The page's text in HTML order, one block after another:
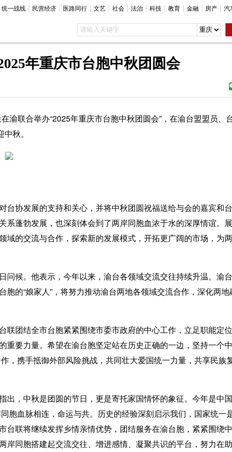
统一战线 民营经济 医路同行 文艺 社会 法治 科技 教育 金融 房产 汽
年重庆市台胞中秋团圆会
联合举办“2025年重庆市台胞中秋团圆会”，在渝台盟盟员、
秋。
协发展的支持和关心，并将中秋团圆祝福送给与会的嘉宾和
蓬勃发展，也深刻体会到了两岸同胞血浓于水的深厚情谊。
的交流与合作，探索新的发展模式，开拓更广阔的市场，为
候。他表示，今年以来，渝台各领域交流交往持续升温。渝
的“娘家人”，将努力推动渝台两地各领域交流合作，深化两
团结全市台胞紧紧围绕市委市政府的中心工作，立足职能定
要力量。希望在渝台胞坚定站在历史正确的一边，坚持一个
，携手抵御外部风险挑战，共同壮大爱国统一力量，共享民族
，中秋是团圆的节日，更是寄托家国情怀的象征。今年是中
胞血脉相连，命运与共。历史的经验深刻启示我们，国家统一
联将继续发挥乡情亲情优势，团结服务在渝台胞，紧紧围绕
同胞搭建起交流交往、增进感情、凝聚共识的平台，努力在